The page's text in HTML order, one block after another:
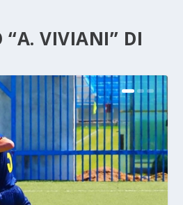
“A. VIVIANI” DI